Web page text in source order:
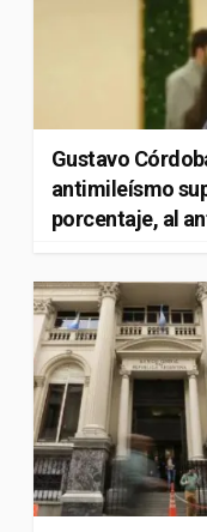
Gustavo
antimileísmo
porcentaje, al